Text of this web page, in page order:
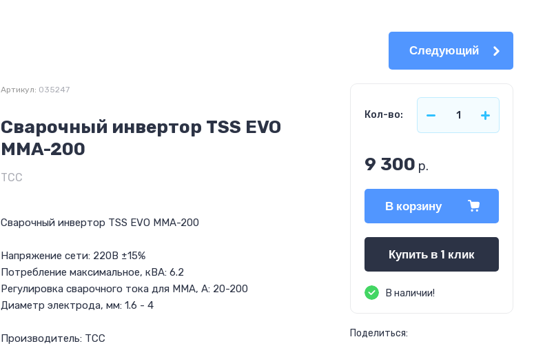
Следующий
Артикул: 035247
Сварочный инвертор ТSS EVO
MMA-200
ТСС
Сварочный инвертор ТSS EVO MMA-200
Напряжение сети: 220В ±15%
Потребление максимальное, кВА: 6.2
Регулировка сварочного тока для ММА, А: 20-200
Диаметр электрода, мм: 1.6 - 4
Производитель: ТСС
Кол-во:
9 300 р.
В корзину
Купить в 1 клик
В наличии!
Поделиться: